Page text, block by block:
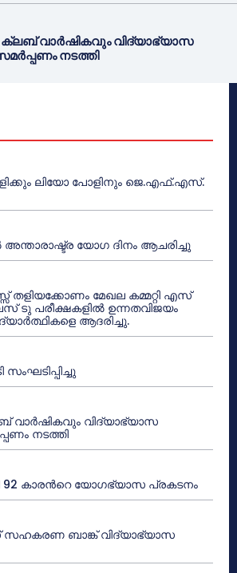
ക്ലബ് വാർഷികവും വിദ്യാഭ്യാസ
നടത്തി
ലിയോ പോളിനും ജെ.എഫ്.എസ്.
അന്താരാഷ്ട്ര യോഗ ദിനം ആചരിച്ചു
മേഖല കമ്മറ്റി എസ്
പരീക്ഷകളിൽ ഉന്നതവിജയം
ആദരിച്ചു.
സംഘടിപ്പിച്ചു
വാർഷികവും വിദ്യാഭ്യാസ
നടത്തി
92 കാരൻറെ യോഗഭ്യാസ പ്രകടനം
സഹകരണ ബാങ്ക് വിദ്യാഭ്യാസ